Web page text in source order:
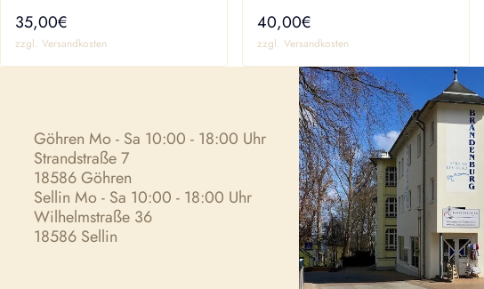
35,00€
zzgl. Versandkosten
40,00€
zzgl. Versandkosten
Göhren Mo - Sa 10:00 - 18:00 Uhr
Strandstraße 7
18586 Göhren
Sellin Mo - Sa 10:00 - 18:00 Uhr
Wilhelmstraße 36
18586 Sellin